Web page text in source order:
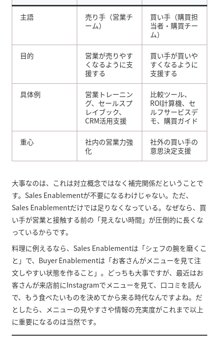
主語
売り手（営業チ
ーム）
買い手（購買担
当者・購買チー
ム）
目的
営業が売りやす
くなるように支
援する
買い手が買いや
すくなるように
支援する
具体例
営業トレーニン
グ、セールスプ
レイブック、
CRM活用支援
比較ツール、
ROI計算機、セ
ルフサービスデ
モ、購買ガイド
重心
社内の営業力強
化
社外の買い手の
意思決定支援
大事なのは、これは対立概念ではなく補完関係だということで
す。Sales Enablementが不要になるわけじゃない。ただ、
Sales Enablementだけでは足りなくなっている。なぜなら、買
い手が営業と接触する前の「見えない時間」が圧倒的に長くな
っているからです。
料理に例えるなら、Sales Enablementは「シェフの腕を磨くこ
と」で、Buyer Enablementは「お客さんがメニューを見て注
文しやすい状態を作ること」。どっちも大事ですが、最近はお
客さんが来店前にInstagramでメニューを見て、口コミを読ん
で、もう食べたいものを決めてから来る時代なんですよね。だ
としたら、メニューの見やすさや情報の充実度がこれまで以上
に重要になるのは当然です。